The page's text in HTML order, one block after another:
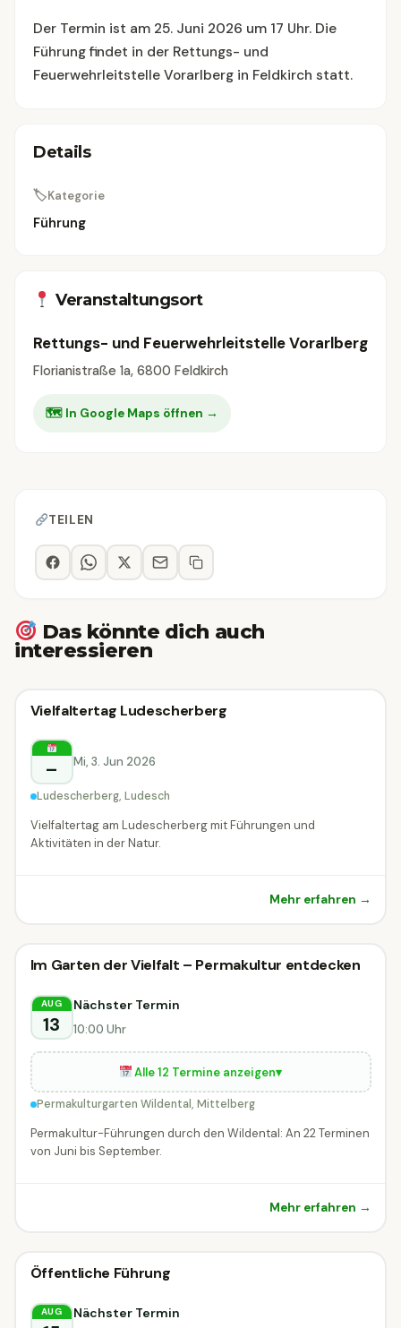
Der Termin ist am 25. Juni 2026 um 17 Uhr. Die
Führung findet in der Rettungs- und
Feuerwehrleitstelle Vorarlberg in Feldkirch statt.
Details
🏷Kategorie
Führung
Veranstaltungsort
Rettungs- und Feuerwehrleitstelle Vorarlberg
Florianistraße 1a, 6800 Feldkirch
🗺 In Google Maps öffnen →
TEILEN
Das könnte dich auch
interessieren
🗣
Führung
Ludesch
🗣 Führung
Vielfaltertag Ludescherberg
– Mi, 3. Jun 2026
Ludescherberg, Ludesch
Vielfaltertag am Ludescherberg mit Führungen und
Aktivitäten in der Natur.
Mehr erfahren →
🗣
Führung
Mittelberg
🗣 Führung DIESE WOCHE
Im Garten der Vielfalt – Permakultur entdecken
AUG
13
Nächster Termin
10:00 Uhr
Alle 12 Termine anzeigen▾
Permakulturgarten Wildental, Mittelberg
Permakultur-Führungen durch den Wildental: An 22 Terminen
von Juni bis September.
Mehr erfahren →
🗣
Führung
Riefensberg
🗣 Führung
Öffentliche Führung
AUG Nächster Termin